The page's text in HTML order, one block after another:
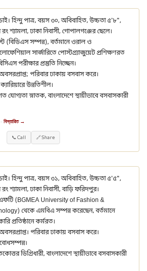
চাই। হিন্দু পাত্র, বয়স ৩০, অবিবাহিত, উচ্চতা ৫'৮",
রং শ্যামলা, ঢাকা নিবাসী, গোপালগঞ্জের ছেলে।
(বিডিএস সম্পন্ন), বর্তমানে ওরাল ও
সার্জারিতে পোস্টগ্র্যাজুয়েট প্রশিক্ষণরত
পরীক্ষার প্রস্তুতি নিচ্ছেন।
পরিবার ঢাকায় বসবাস করে।
উন্নতিশীল।
যোগ্যতা স্নাতক, বাংলাদেশে স্থায়ীভাবে বসবাসকারী
· বিস্তারিত →
📞 Call 🔗 Share
চাই। হিন্দু পাত্র, বয়স ৩১, অবিবাহিত, উচ্চতা ৫'৫",
রং শ্যামলা, ঢাকা নিবাসী, বাড়ি ফরিদপুর।
(BGMEA University of Fashion &
থেকে এমবিএ সম্পন্ন করেছেন, বর্তমানে
প্রতিষ্ঠানে কর্মরত।
পরিবার ঢাকায় বসবাস করে।
ডিগ্রিধারী, বাংলাদেশে স্থায়ীভাবে বসবাসকারী